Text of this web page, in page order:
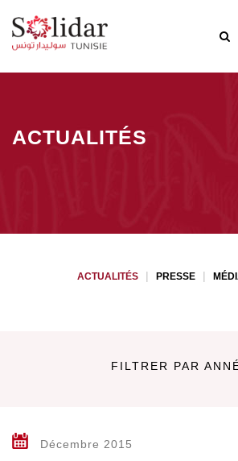
principal
ACTUALITÉS
Newsroom
ACTUALITÉS PRESSE
FILTRER PAR
Décembre 2015